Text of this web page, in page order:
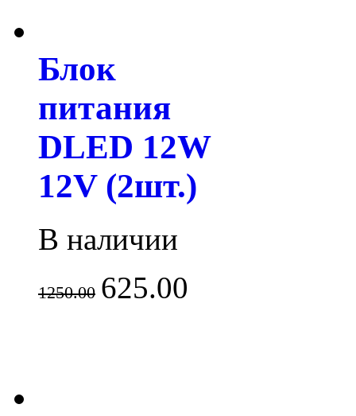
Блок
питания
DLED 12W
12V (2шт.)
В наличии
1250.00 625.00